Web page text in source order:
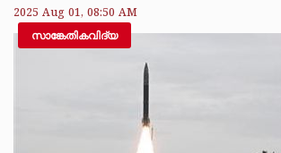
2025 Aug 01, 08:50 AM
സാങ്കേതികവിദ്യ